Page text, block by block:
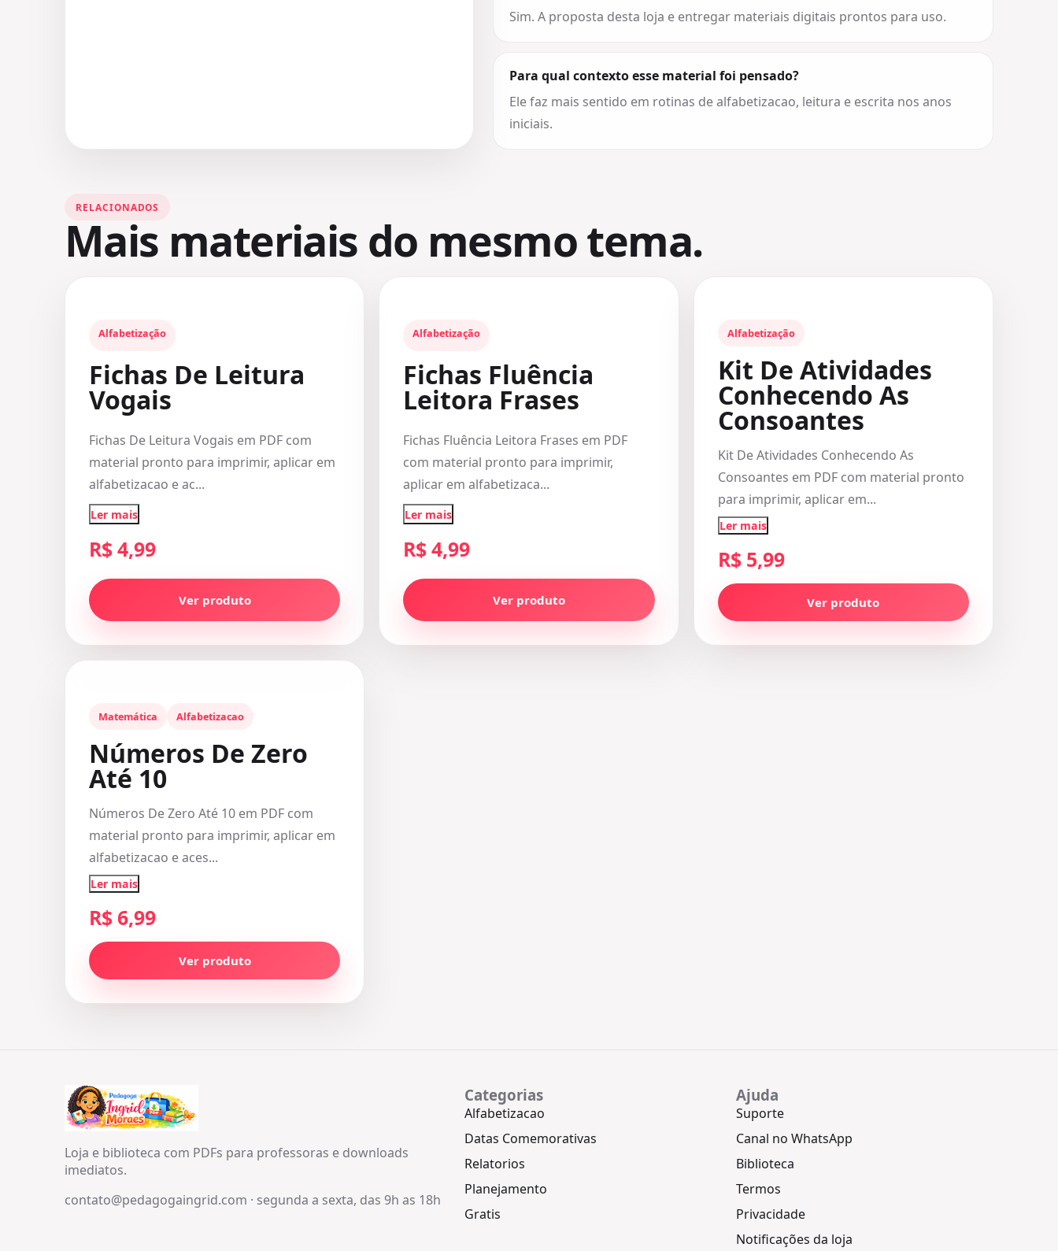
Sim. A proposta desta loja e entregar materiais digitais prontos para uso.
Para qual contexto esse material foi pensado?
Ele faz mais sentido em rotinas de alfabetizacao, leitura e escrita nos anos
iniciais.
RELACIONADOS
Mais materiais do mesmo tema.
Alfabetização
Fichas De Leitura
Vogais
Fichas De Leitura Vogais em PDF com
material pronto para imprimir, aplicar em
alfabetizacao e ac...
Ler mais
R$ 4,99
Ver produto
Alfabetização
Fichas Fluência
Leitora Frases
Fichas Fluência Leitora Frases em PDF
com material pronto para imprimir,
aplicar em alfabetizaca...
Ler mais
R$ 4,99
Ver produto
Alfabetização
Kit De Atividades
Conhecendo As
Consoantes
Kit De Atividades Conhecendo As
Consoantes em PDF com material pronto
para imprimir, aplicar em...
Ler mais
R$ 5,99
Ver produto
Matemática Alfabetizacao
Números De Zero
Até 10
Números De Zero Até 10 em PDF com
material pronto para imprimir, aplicar em
alfabetizacao e aces...
Ler mais
R$ 6,99
Ver produto
Loja e biblioteca com PDFs para professoras e downloads
imediatos.
contato@pedagogaingrid.com · segunda a sexta, das 9h as 18h
Categorias
Alfabetizacao
Datas Comemorativas
Relatorios
Planejamento
Gratis
Ajuda
Suporte
Canal no WhatsApp
Biblioteca
Termos
Privacidade
Notificações da loja